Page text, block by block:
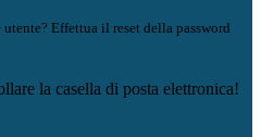
Effettua il reset della password
la casella di posta elettronica!